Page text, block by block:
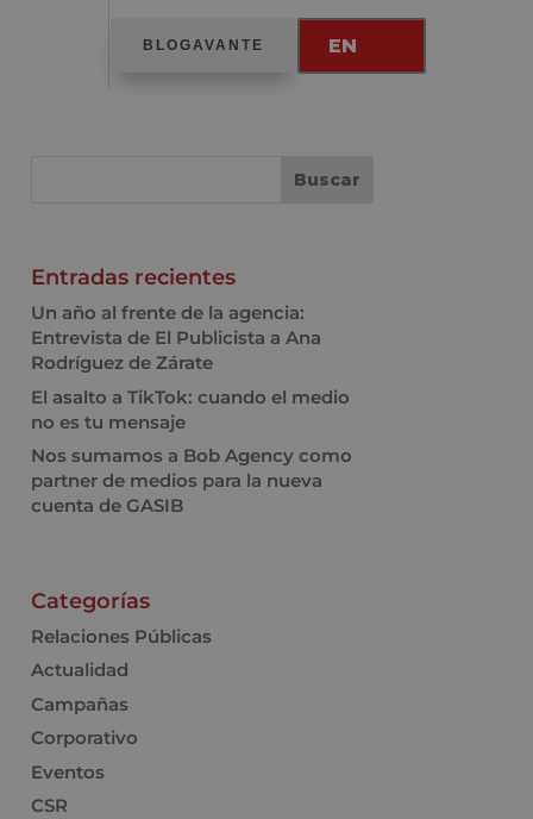
BLOGAVANTE EN
Entradas recientes
Un año al frente de la agencia:
Entrevista de El Publicista a Ana
Rodríguez de Zárate
El asalto a TikTok: cuando el medio
no es tu mensaje
Nos sumamos a Bob Agency como
partner de medios para la nueva
cuenta de GASIB
Categorías
Relaciones Públicas
Actualidad
Campañas
Corporativo
Eventos
CSR